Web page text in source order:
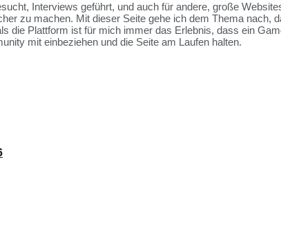
Interviews geführt, und auch für andere, große
zu machen. Mit dieser Seite gehe ich dem Thema
die Plattform ist für mich immer das Erlebnis, dass ein
mit einbeziehen und die Seite am Laufen halten.